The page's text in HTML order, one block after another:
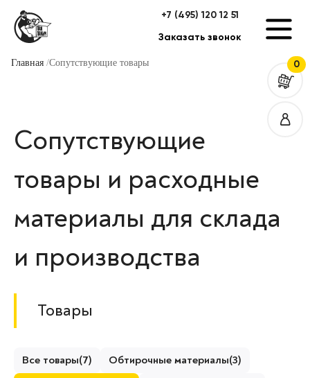
+7 (495) 120 12 51
Заказать звонок
0
Главная Сопутствующие товары
Сопутствующие
товары и расходные
материалы для склада
и производства
Товары
Все товары(7) Обтирочные материалы(3)